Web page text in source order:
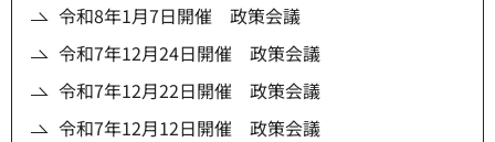
令和8年1月7日開催 政策会議
令和7年12月24日開催 政策会議
令和7年12月22日開催 政策会議
令和7年12月12日開催 政策会議